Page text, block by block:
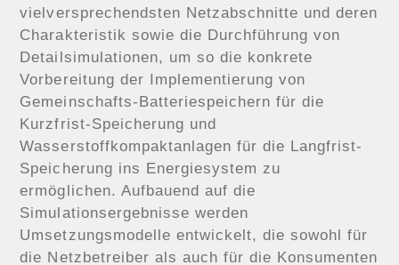
vielversprechendsten Netzabschnitte und deren
Charakteristik sowie die Durchführung von
Detailsimulationen, um so die konkrete
Vorbereitung der Implementierung von
Gemeinschafts-Batteriespeichern für die
Kurzfrist-Speicherung und
Wasserstoffkompaktanlagen für die Langfrist-
Speicherung ins Energiesystem zu
ermöglichen. Aufbauend auf die
Simulationsergebnisse werden
Umsetzungsmodelle entwickelt, die sowohl für
die Netzbetreiber als auch für die Konsumenten